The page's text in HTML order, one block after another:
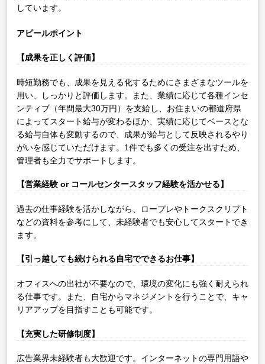
しています。
アピールポイント
【成果を正しく評価】
時短勤務でも、成果を見える化するためにさまざまなツールを
用い、しっかりと評価します。また、業績に応じて各種インセ
ンティブ（年間最大30万円）を支給し、お住まいの都道府県
によってスタート給与が変わるほか、実績に応じてベースとな
る給与自体も変動するので、成果が給与として反映されるやり
がいを感じていただけます。1件でも多くの受注を出すため、
管理者も全力でサポートします。
【営業経験 or コールセンタースタッフ経験を活かせる】
過去の仕事経験を活かしながら、ロープレやトークスクリプト
などの資料を参考にして、未経験者でも安心してスタートでき
ます。
【引っ越しても続けられる自宅でできるお仕事】
オフィスへの出社が不要なので、環境の変化にも強く耐えられ
る仕事です。また、自宅からマネジメントを行うことで、キャ
リアアップを目指すことも可能です。
【充実した研修制度】
広告業界未経験者も大歓迎です。インターネットの専門用語や